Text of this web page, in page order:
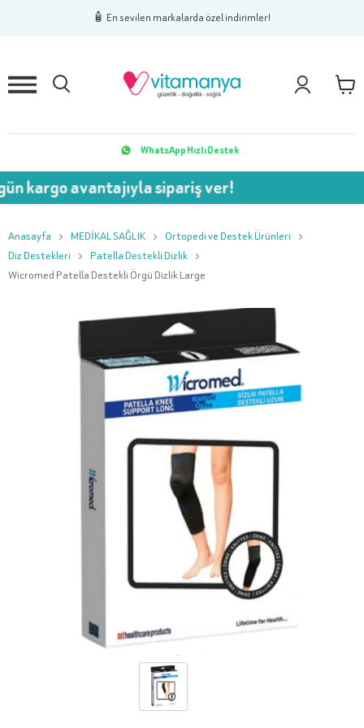
🧴 En sevilen markalarda özel indirimler!
2 3
WhatsApp Hızlı Destek
kargo avantajıyla sipariş ver!
Anasayfa MEDİKAL SAĞLIK
Ortopedi ve Destek Ürünleri
Diz Destekleri
Patella Destekli Dizlik
Wicromed Patella Destekli Örgü Dizlik Large